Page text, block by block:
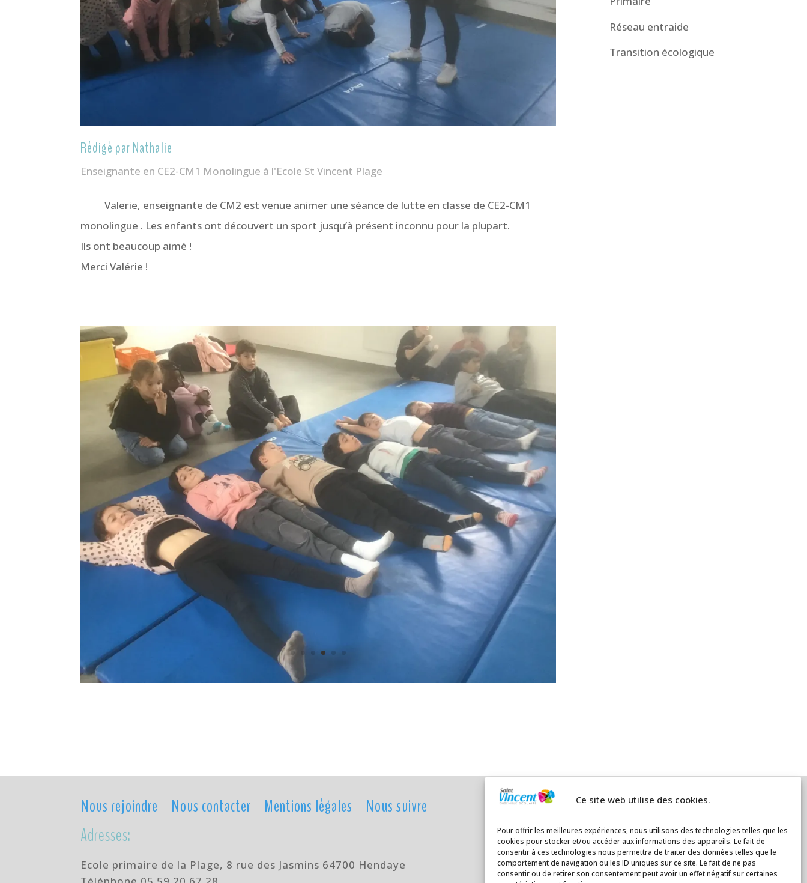
Ce site web utilise des cookies.
Pour offrir les meilleures expériences, nous utilisons des technologies telles que les
cookies pour stocker et/ou accéder aux informations des appareils. Le fait de
consentir à ces technologies nous permettra de traiter des données telles que le
comportement de navigation ou les ID uniques sur ce site. Le fait de ne pas
consentir ou de retirer son consentement peut avoir un effet négatif sur certaines
Rédigé par Nathalie
Enseignante en CE2-CM1 Monolingue à l'Ecole St Vincent Plage
Valerie, enseignante de CM2 est venue animer une séance de lutte en classe de CE2-CM1
monolingue . Les enfants ont découvert un sport jusqu’à présent inconnu pour la plupart.
Ils ont beaucoup aimé !
Merci Valérie !
Réseau entraide
Transition écologique
Nous rejoindre Nous contacter Mentions légales Nous suivre
Adresses:
Ecole primaire de la Plage, 8 rue des Jasmins 64700 Hendaye